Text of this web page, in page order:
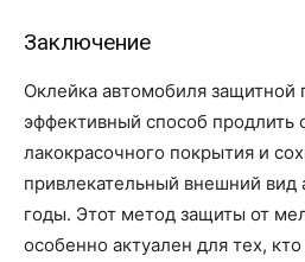
Заключение
Оклейка автомобиля защитной
эффективный способ продлить
лакокрасочного покрытия и
привлекательный внешний вид
годы. Этот метод защиты от
особенно актуален для тех,